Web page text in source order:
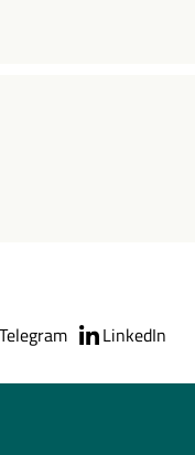
Telegram LinkedIn